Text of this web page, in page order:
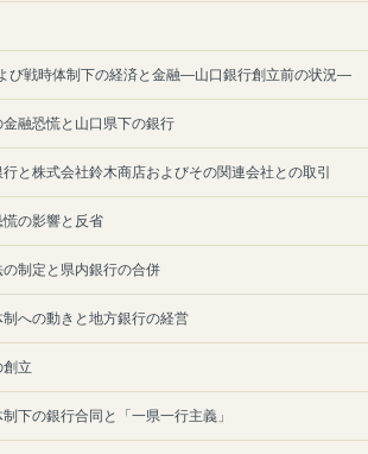
び戦時体制下の経済と金融―山口銀行創立前の状況―
融恐慌と山口県下の銀行
と株式会社鈴木商店およびその関連会社との取引
の影響と反省
制定と県内銀行の合併
への動きと地方銀行の経営
立
下の銀行合同と「一県一行主義」